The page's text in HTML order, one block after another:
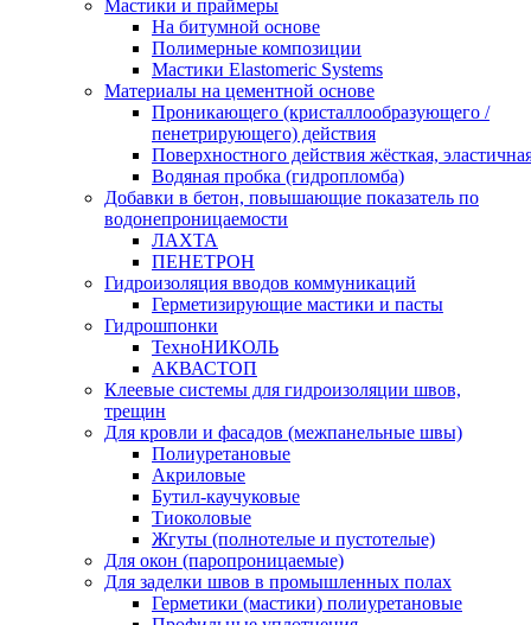
Мастики и праймеры
На битумной основе
Полимерные композиции
Мастики Elastomeric Systems
Материалы на цементной основе
Проникающего (кристаллообразующего /
пенетрирующего) действия
Поверхностного действия жёсткая,
Водяная пробка (гидропломба)
Добавки в бетон, повышающие показатель по
водонепроницаемости
ЛАХТА
ПЕНЕТРОН
Гидроизоляция вводов коммуникаций
Герметизирующие мастики и пасты
Гидрошпонки
ТехноНИКОЛЬ
АКВАСТОП
Клеевые системы для гидроизоляции швов,
трещин
Для кровли и фасадов (межпанельные швы)
Полиуретановые
Акриловые
Бутил-каучуковые
Тиоколовые
Жгуты (полнотелые и пустотелые)
Для окон (паропроницаемые)
Для заделки швов в промышленных полах
Герметики (мастики) полиуретановые